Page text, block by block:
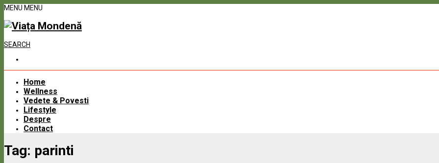
MENU MENU
SEARCH
Home
Wellness
Vedete & Povesti
Lifestyle
Despre
Contact
Tag: parinti